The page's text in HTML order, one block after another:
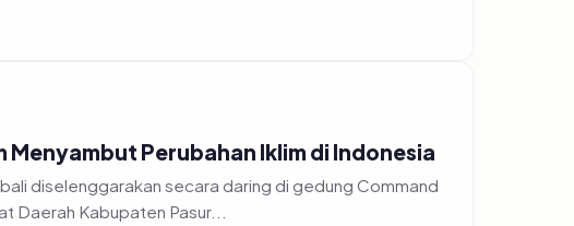
Perubahan Iklim di Indonesia
Daerah Kabupaten Pasur...